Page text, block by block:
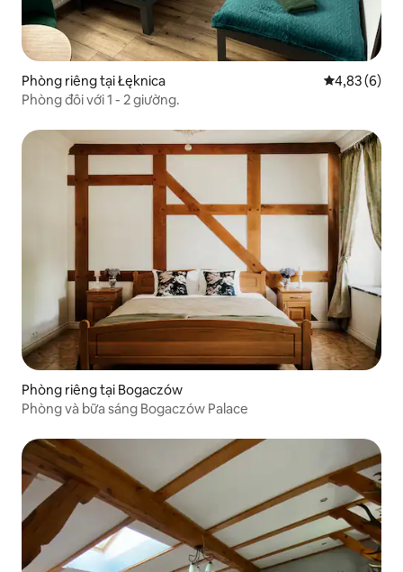
Phòng riêng tại Łęknica Xếp hạng
4,83 (6)
Phòng đôi với 1 - 2 giường.
Phòng riêng tại Bogaczów
Phòng và bữa sáng Bogaczów Palace